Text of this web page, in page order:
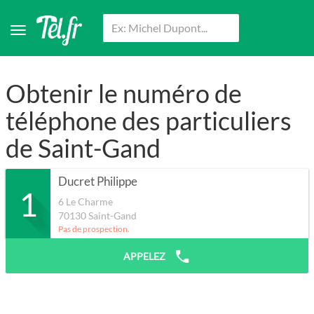
Obtenir le numéro de
téléphone des particuliers
de Saint-Gand
1
Ducret Philippe
6 Le Charme
70130Saint-Gand
Pas de prospection.
APPELEZ